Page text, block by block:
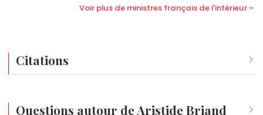
Voir plus de ministres français de l'intérieur
Citations
Questions autour de Aristide Briand